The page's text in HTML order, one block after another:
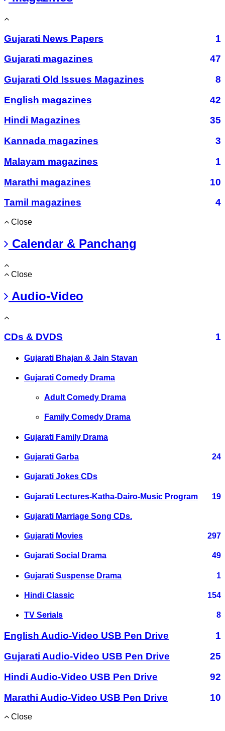
Gujarati News Papers
1
Gujarati magazines
47
Gujarati Old Issues Magazines
8
English magazines
42
Hindi Magazines
35
Kannada magazines
3
Malayam magazines
1
Marathi magazines
10
Tamil magazines
4
Close
Calendar & Panchang
Close
Audio-Video
CDs & DVDS 1
Gujarati Bhajan & Jain Stavan
Gujarati Comedy Drama
Adult Comedy Drama
Family Comedy Drama
Gujarati Family Drama
Gujarati Garba 24
Gujarati Jokes CDs
Gujarati Lectures-Katha-Dairo-Music Program 19
Gujarati Marriage Song CDs.
Gujarati Movies 297
Gujarati Social Drama 49
Gujarati Suspense Drama 1
Hindi Classic 154
TV Serials 8
English Audio-Video USB Pen Drive
1
Gujarati Audio-Video USB Pen Drive
25
Hindi Audio-Video USB Pen Drive
92
Marathi Audio-Video USB Pen Drive
10
Close